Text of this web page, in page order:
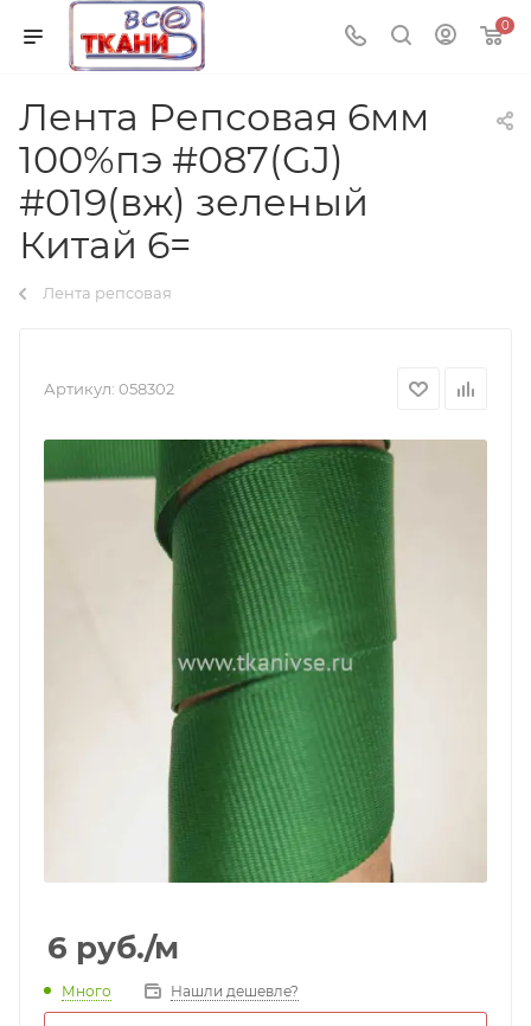
0
Лента Репсовая 6мм
100%пэ #087(GJ)
#019(вж) зеленый
Китай 6=
Лента репсовая
Артикул: 058302
6 руб./м
Много Нашли дешевле?